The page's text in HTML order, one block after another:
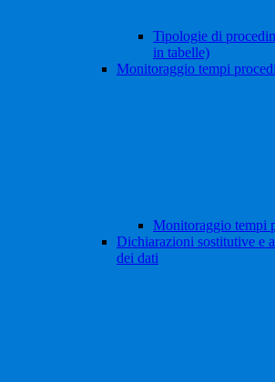
Tipologie di
in tabelle)
Monitoraggio tempi
Monitoraggio tempi
Dichiarazioni sostitutive e
dei dati